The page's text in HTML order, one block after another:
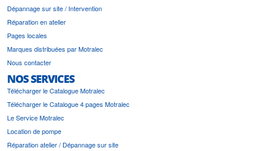
Dépannage sur site / Intervention
Réparation en atelier
Pages locales
Marques distribuées par Motralec
Nous contacter
NOS SERVICES
Télécharger le Catalogue Motralec
Télécharger le Catalogue 4 pages Motralec
Le Service Motralec
Location de pompe
Réparation atelier / Dépannage sur site